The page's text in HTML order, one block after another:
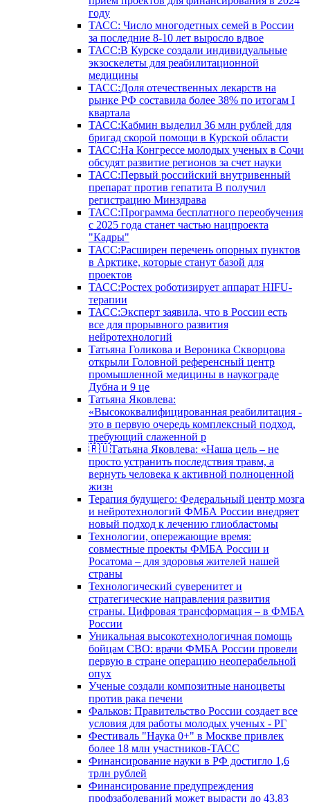
году
ТАСС: Число многодетных семей в России
за последние 8-10 лет выросло вдвое
ТАСС:В Курске создали индивидуальные
экзоскелеты для реабилитационной
медицины
ТАСС:Доля отечественных лекарств на
рынке РФ составила более 38% по итогам I
квартала
ТАСС:Кабмин выделил 36 млн рублей для
бригад скорой помощи в Курской области
ТАСС:На Конгрессе молодых ученых в Сочи
обсудят развитие регионов за счет науки
ТАСС:Первый российский внутривенный
препарат против гепатита В получил
регистрацию Минздрава
ТАСС:Программа бесплатного переобучения
с 2025 года станет частью нацпроекта
"Кадры"
ТАСС:Расширен перечень опорных пунктов
в Арктике, которые станут базой для
проектов
ТАСС:Ростех роботизирует аппарат HIFU-
терапии
ТАСС:Эксперт заявила, что в России есть
все для прорывного развития
нейротехнологий
Татьяна Голикова и Вероника Скворцова
открыли Головной референсный центр
промышленной медицины в наукограде
Дубна и 9 це
Татьяна Яковлева:
«Высококвалифицированная реабилитация -
это в первую очередь комплексный подход,
требующий слаженной р
🇷🇺Татьяна Яковлева: «Наша цель – не
просто устранить последствия травм, а
вернуть человека к активной полноценной
жизн
Терапия будущего: Федеральный центр мозга
и нейротехнологий ФМБА России внедряет
новый подход к лечению глиобластомы
Технологии, опережающие время:
совместные проекты ФМБА России и
Росатома – для здоровья жителей нашей
страны
Технологический суверенитет и
стратегические направления развития
страны. Цифровая трансформация – в ФМБА
России
Уникальная высокотехнологичная помощь
бойцам СВО: врачи ФМБА России провели
первую в стране операцию неоперабельной
опух
Ученые создали композитные наноцветы
против рака печени
Фальков: Правительство России создает все
условия для работы молодых ученых - РГ
Фестиваль "Наука 0+" в Москве привлек
более 18 млн участников-ТАСС
Финансирование науки в РФ достигло 1,6
трлн рублей
Финансирование предупреждения
профзаболеваний может вырасти до 43,83